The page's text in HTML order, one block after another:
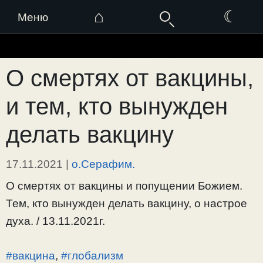
Меню ⌂ ☾
к
содержимому
О смертях от вакцины,
и тем, кто вынужден
делать вакцину
17.11.2021 | о.Серафим.
О смертях от вакцины и попущении Божием.
Тем, кто вынужден делать вакцину, о настрое
духа. / 13.11.2021г.
#вакцина, #глобализм